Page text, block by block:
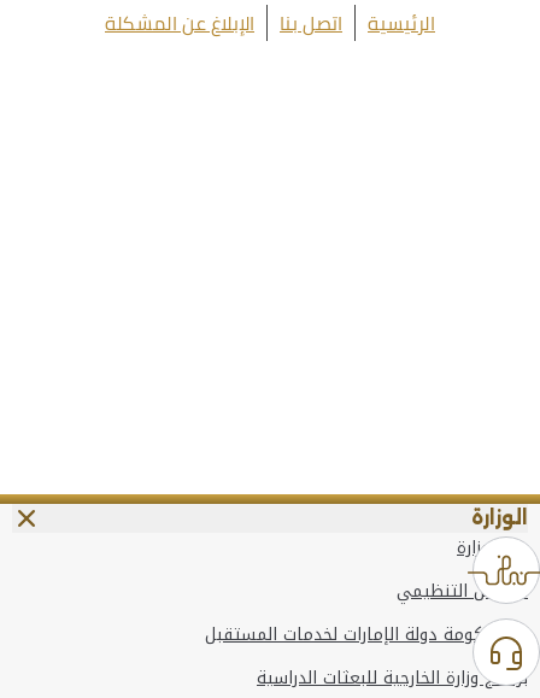
الرئيسية اتصل بنا الإبلاغ عن المشكلة
الوزارة
عن الوزارة
الهيكل التنظيمي
وعد حكومة دولة الإمارات لخدمات المستقبل
برنامج وزارة الخارجية للبعثات الدراسية